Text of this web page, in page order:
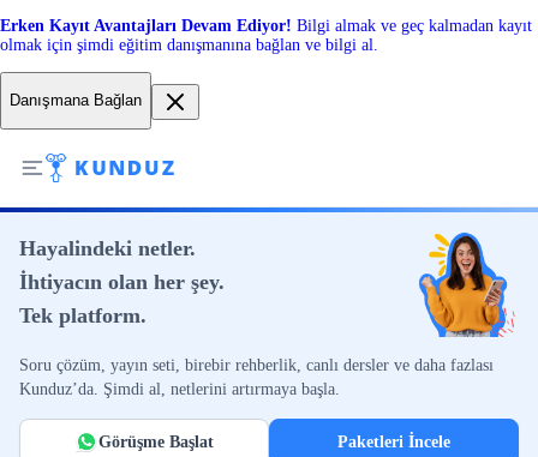
Erken Kayıt Avantajları Devam Ediyor! Bilgi almak ve geç kalmadan kayıt
olmak için şimdi eğitim danışmanına bağlan ve bilgi al.
Danışmana Bağlan
Hayalindeki netler.
İhtiyacın olan her şey.
Tek platform.
Soru çözüm, yayın seti, birebir rehberlik, canlı dersler ve daha fazlası
Kunduz’da. Şimdi al, netlerini artırmaya başla.
Görüşme Başlat Paketleri İncele